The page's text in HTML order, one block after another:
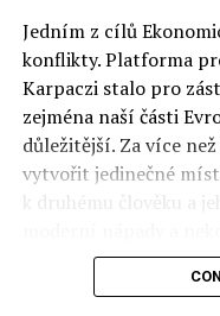
Jedním z cílů
konflikty. Platforma
Karpaczi stalo pro
zejména naší části
důležitější. Za více
vytvořit jedinečné
k druhému člověku a
Polsko musí mít